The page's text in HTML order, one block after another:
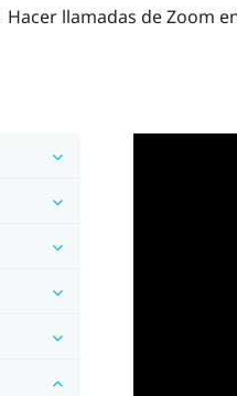
Hacer llamadas de Zoom